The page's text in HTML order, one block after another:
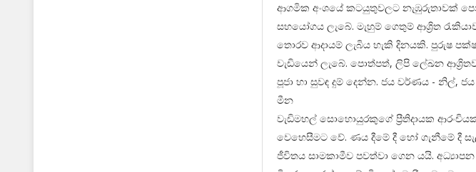
ආගමික අංශයේ කටයුතුවලට නැඹුරුතාවක්
සහයෝගය ලැබේ. මැහුම් ගෙතුම් ආශ්‍රිත
තොරව ආදායම් ලැබිය හැකි දිනයකි. පුරුෂ
වැඩියෙන් ලැබේ. පොත්පත්, ලිපි ලේඛන
පූජා හා සුවඳ දුම් දෙන්න. ජය වර්ණය - නිල්, ජය
මීන
වැඩිමහල් සොහොයුරකුගේ ප්‍රීතිදායක
වෙහෙසීමට වේ. ණය දීමේ දී හෝ ගැනීමේ දී
ජීවිතය සාමකාමීව පවත්වා ගෙන යයි.